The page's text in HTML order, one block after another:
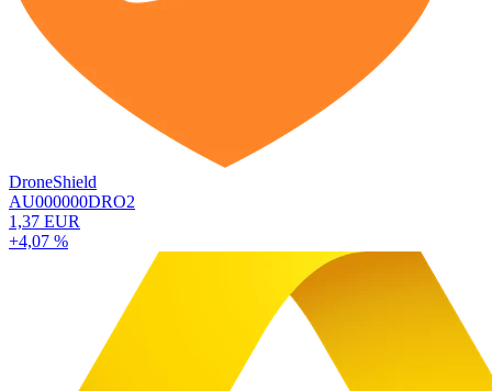
DroneShield
AU000000DRO2
1,37 EUR
+4,07 %